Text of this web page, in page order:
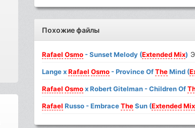
Похожие файлы
Rafael Osmo - Sunset Melody (ExtendedMix)
Lange xRafael Osmo - Province OfTheMind (
Rafael Osmox Robert Gitelman - Children Of
Rafael Russo - EmbraceTheSun (ExtendedMix